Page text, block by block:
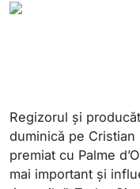
Regizorul și
duminică pe
premiat cu Palme
mai important și